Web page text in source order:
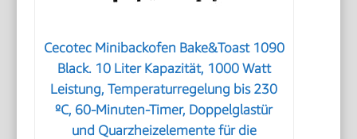
Cecotec Minibackofen Bake&Toast 1090
Black. 10 Liter Kapazität, 1000 Watt
Leistung, Temperaturregelung bis 230
ºC, 60-Minuten-Timer, Doppelglastür
und Quarzheizelemente für die